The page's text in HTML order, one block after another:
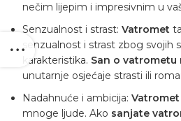
nečim lijepim i impresivnim u
Senzualnost i strast: Vatromet
senzualnost i strast zbog svojih
karakteristika. San o vatrometu
unutarnje osjećaje strasti ili
Nadahnuće i ambicija: Vatromet
mnoge ljude. Ako sanjate